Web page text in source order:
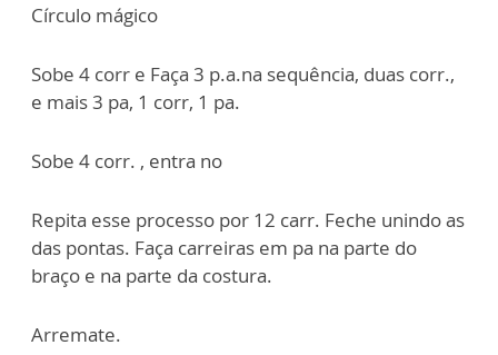
Círculo mágico
Sobe 4 corr e Faça 3 p.a.na sequência, duas corr.,
e mais 3 pa, 1 corr, 1 pa.
Sobe 4 corr. , entra no
Repita esse processo por 12 carr. Feche unindo as
das pontas. Faça carreiras em pa na parte do
braço e na parte da costura.
Arremate.